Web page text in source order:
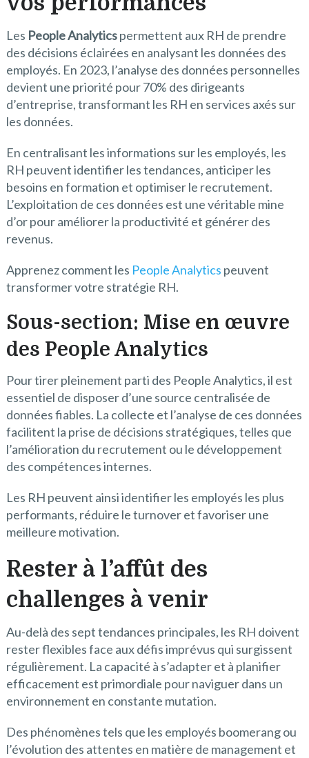
Les People Analyticspermettent aux RH de prendre
des décisions éclairées en analysant les données des
employés. En 2023, l’analyse des données personnelles
devient une priorité pour 70% des dirigeants
d’entreprise, transformant les RH en services axés sur
les données.
En centralisant les informations sur les employés, les
RH peuvent identifier les tendances, anticiper les
besoins en formation et optimiser le recrutement.
L’exploitation de ces données est une véritable mine
d’or pour améliorer la productivité et générer des
revenus.
Apprenez comment les People Analytics peuvent
transformer votre stratégie RH.
Sous-section: Mise en œuvre
des People Analytics
Pour tirer pleinement parti des People Analytics, il est
essentiel de disposer d’une source centralisée de
données fiables. La collecte et l’analyse de ces données
facilitent la prise de décisions stratégiques, telles que
l’amélioration du recrutement ou le développement
des compétences internes.
Les RH peuvent ainsi identifier les employés les plus
performants, réduire le turnover et favoriser une
meilleure motivation.
Rester à l’affût des
challenges à venir
Au-delà des sept tendances principales, les RH doivent
rester flexibles face aux défis imprévus qui surgissent
régulièrement. La capacité à s’adapter et à planifier
efficacement est primordiale pour naviguer dans un
environnement en constante mutation.
Des phénomènes tels que les employés boomerang ou
l’évolution des attentes en matière de management et